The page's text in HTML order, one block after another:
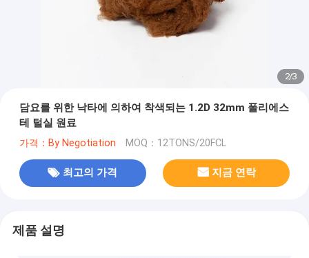
2/3
담요를 위한 낙타에 의하여 착색되는 1.2D 32mm 폴리에스
테 털실 원료
가격：By Negotiation MOQ：12TONS/20FCL
최고의 가격 지금 연락
제품 설명